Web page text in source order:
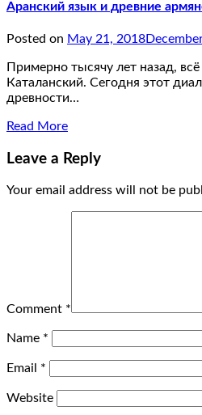
Аранский язык и древние
Posted on May 21, 2018
Примерно тысячу лет назад,
Каталанский. Сегодня этот
древности…
Read More
Leave a Reply
Your email address will not be
Comment *
Name *
Email *
Website